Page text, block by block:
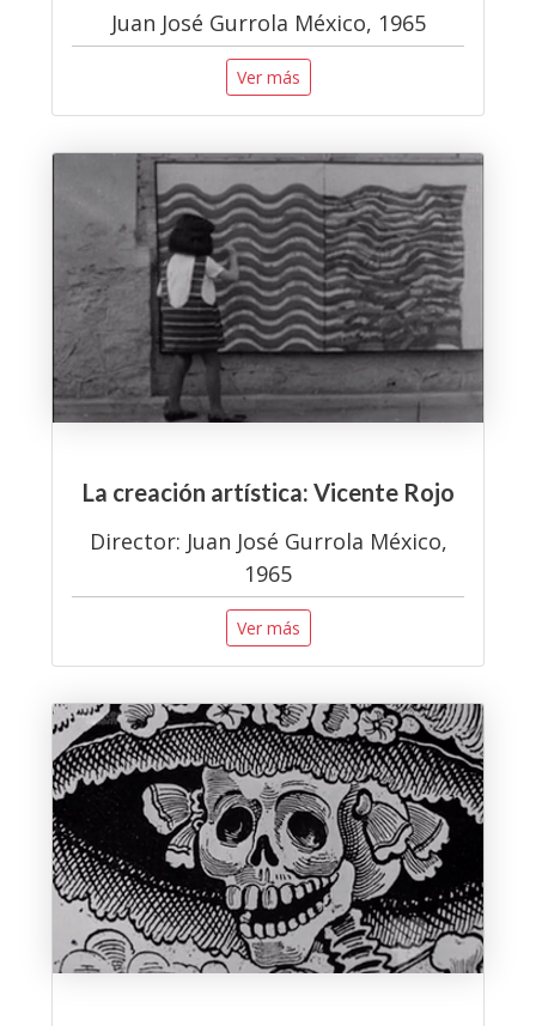
Juan José Gurrola México, 1965
Ver más
La creación artística: Vicente Rojo
Director: Juan José Gurrola México,
1965
Ver más